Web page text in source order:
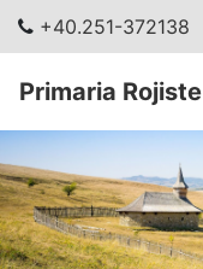
+40.251-372138
Primaria Rojiste